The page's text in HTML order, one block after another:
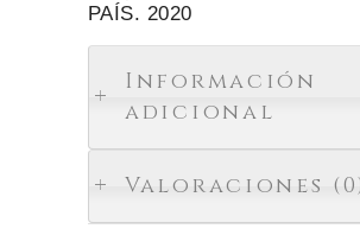
PAÍS. 2020
Información
adicional
Valoraciones